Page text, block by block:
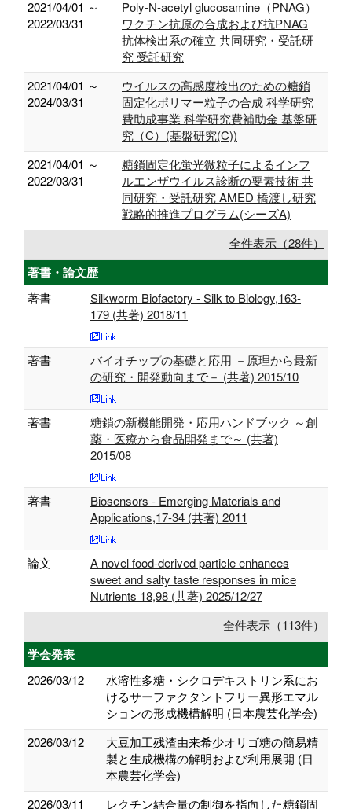
2021/04/01 ～
2022/03/31
Poly-N-acetyl glucosamine（PNAG）
ワクチン抗原の合成および抗PNAG
抗体検出系の確立 共同研究・受託研
究 受託研究
2021/04/01 ～
2024/03/31
ウイルスの高感度検出のための糖鎖
固定化ポリマー粒子の合成 科学研究
費助成事業 科学研究費補助金 基盤研
究（C）(基盤研究(C))
2021/04/01 ～
2022/03/31
糖鎖固定化蛍光微粒子によるインフ
ルエンザウイルス診断の要素技術 共
同研究・受託研究 AMED 橋渡し研究
戦略的推進プログラム(シーズA)
全件表示（28件）
著書・論文歴
著書
Silkworm Biofactory - Silk to Biology,163-
179 (共著) 2018/11
著書
バイオチップの基礎と応用 －原理から最新
の研究・開発動向まで－ (共著) 2015/10
著書
糖鎖の新機能開発・応用ハンドブック ～創
薬・医療から食品開発まで～ (共著)
2015/08
著書
Biosensors - Emerging Materials and
Applications,17-34 (共著) 2011
論文
A novel food-derived particle enhances
sweet and salty taste responses in mice
Nutrients 18,98 (共著) 2025/12/27
全件表示（113件）
学会発表
2026/03/12
水溶性多糖・シクロデキストリン系にお
けるサーファクタントフリー異形エマル
ションの形成機構解明 (日本農芸化学会)
2026/03/12
大豆加工残渣由来希少オリゴ糖の簡易精
製と生成機構の解明および利用展開 (日
本農芸化学会)
2026/03/11
レクチン結合量の制御を指向した糖鎖固